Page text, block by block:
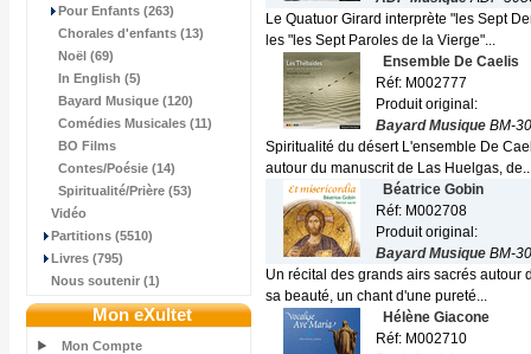
Pour Enfants (263)
Chorales d'enfants (13)
Noël (69)
In English (5)
Bayard Musique (120)
Comédies Musicales (11)
BO Films
Contes/Poésie (14)
Spiritualité/Prière (53)
Vidéo
Partitions (5510)
Livres (795)
Nous soutenir (1)
Mon eXultet
Mon Compte
Le Quatuor Girard interprète "les Sept
les "les Sept Paroles de la Vierge"...
Ensemble De Caelis
Réf: M002777
Produit original:
Bayard Musique BM-
Spiritualité du désert L'ensemble De
autour du manuscrit de Las Huelgas,
Béatrice Gobin
Réf: M002708
Produit original:
Bayard Musique BM-
Un récital des grands airs sacrés autour
sa beauté, un chant d'une pureté...
Hélène Giacone
Réf: M002710